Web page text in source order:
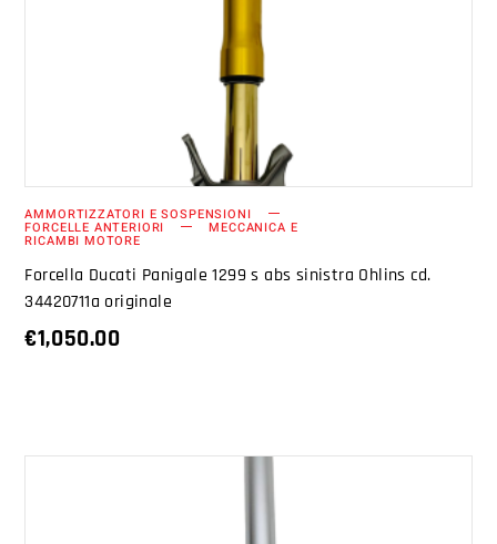
AMMORTIZZATORI E SOSPENSIONI
FORCELLE ANTERIORI MECCANICA E
RICAMBI MOTORE
Forcella Ducati Panigale 1299 s abs sinistra Ohlins cd.
34420711a originale
€1,050.00